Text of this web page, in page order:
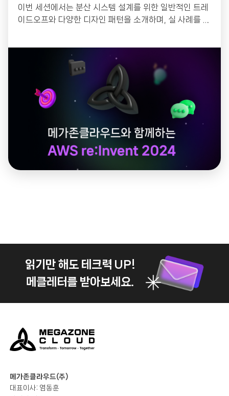
이번 세션에서는 분산 시스템 설계를 위한 일반적인 트레
이드오프와 다양한 디자인 패턴을 소개하며, 실 사례를 통
읽기만 해도 테크력 UP!
메클레터를 받아보세요.
메가존클라우드(주)
대표이사: 염동훈